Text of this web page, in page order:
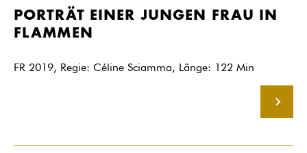
PORTRÄT EINER JUNGEN FRAU IN
FLAMMEN
FR 2019, Regie: Céline Sciamma, Länge: 122 Min